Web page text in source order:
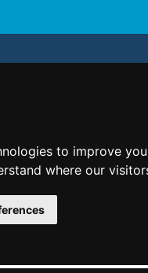
to improve
where our